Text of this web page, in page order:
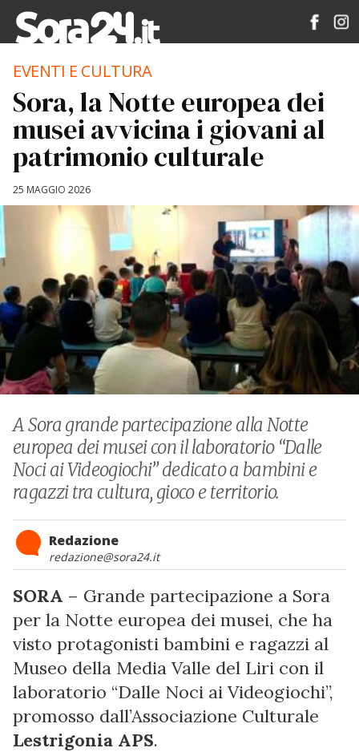
EVENTI E CULTURA
Sora, la Notte europea dei
musei avvicina i giovani al
patrimonio culturale
25 MAGGIO 2026
A Sora grande partecipazione alla Notte
europea dei musei con il laboratorio “Dalle
Noci ai Videogiochi” dedicato a bambini e
ragazzi tra cultura, gioco e territorio.
Redazione
redazione@sora24.it
SORA – Grande partecipazione a Sora
per la Notte europea dei musei, che ha
visto protagonisti bambini e ragazzi al
Museo della Media Valle del Liri con il
laboratorio “Dalle Noci ai Videogiochi”,
promosso dall’Associazione Culturale
Lestrigonia APS.